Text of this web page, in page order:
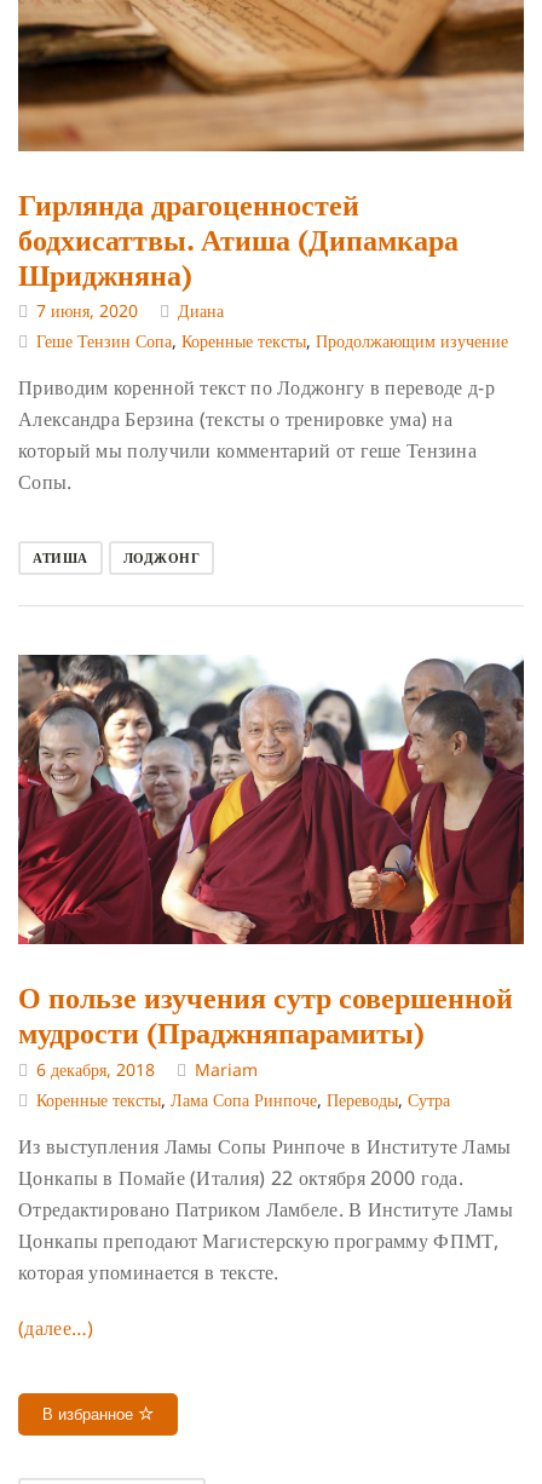
Гирлянда драгоценностей
бодхисаттвы. Атиша (Дипамкара
Шриджняна)
7 июня, 2020
Диана
Геше Тензин Сопа, Коренные тексты, Продолжающим изучение
Приводим коренной текст по Лоджонгу в переводе д-р
Александра Берзина (тексты о тренировке ума) на
который мы получили комментарий от геше Тензина
Сопы.
АТИША ЛОДЖОНГ
О пользе изучения сутр совершенной
мудрости (Праджняпарамиты)
6 декабря, 2018
Mariam
Коренные тексты, Лама Сопа Ринпоче, Переводы, Сутра
Из выступления Ламы Сопы Ринпоче в Институте Ламы
Цонкапы в Помайе (Италия) 22 октября 2000 года.
Отредактировано Патриком Ламбеле. В Институте Ламы
Цонкапы преподают Магистерскую программу ФПМТ,
которая упоминается в тексте.
(далее…)
В избранное